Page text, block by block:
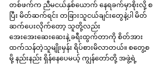
တစ်ဖက်က ညီမငယ်နှစ်ယောက် နေရခက်မှာစိုးလို့ စ
ပြီး မိတ်ဆက်ရင်း တခြားသူငယ်ချင်းတွေနဲ့ပါ မိတ်
ဆက်ပေးလိုက်တော့ သူတို့လည်း
အေးအေးဆေးဆေးနဲ့ ခရီးထွက်တာကို စိတ်အား
ထက်သန်တဲ့သူမျိုးမှန်း ရိပ်စားမိလာတယ်။ စတွေ့စ
မို့ နည်းနည်း ရှိန်နေပေမယ့် ကျွန်တော်တို့ အဖွဲ့ရဲ့